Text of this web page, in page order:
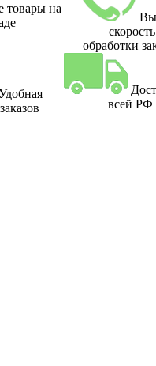
товары на
скорость
обработки
всей РФ